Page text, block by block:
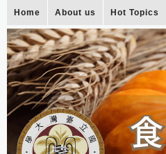
Home About us Hot Topics